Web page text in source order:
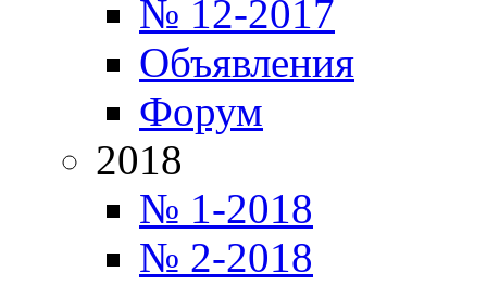
№ 12-2017
Объявления
Форум
2018
№ 1-2018
№ 2-2018